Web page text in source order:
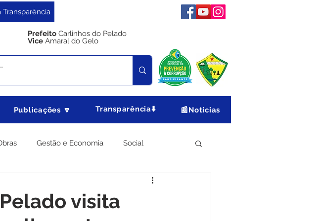
Transparência
Prefeito Carlinhos do Pelado
Vice Amaral do Gelo
Publicações 🔽 Transparência⬇️ 📰Notícias
Gestão e Economia Social
Meio Ambiente
visita